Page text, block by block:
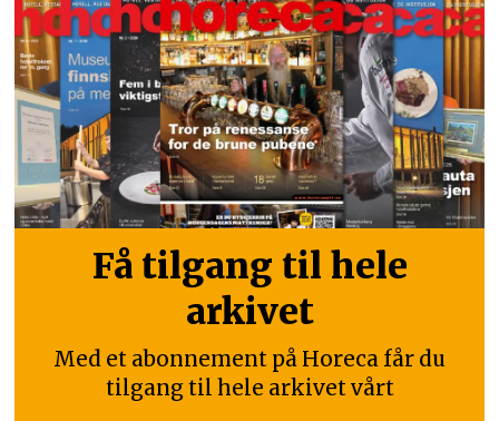
Få tilgang til hele
arkivet
Med et abonnement på Horeca får du
tilgang til hele arkivet vårt